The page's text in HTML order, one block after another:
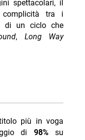
spettacolari, il
tra i
di un ciclo che
, Long Way
più in voga
di 98%su